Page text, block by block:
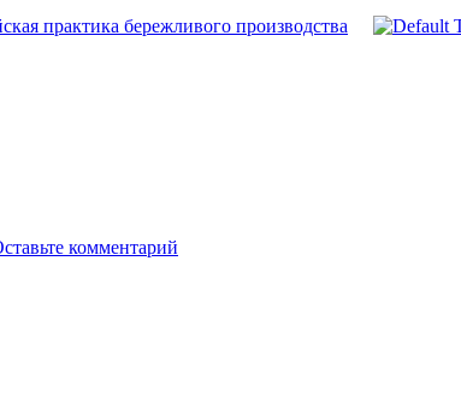
практика бережливого производства
комментарий